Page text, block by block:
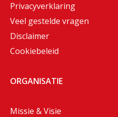
Privacyverklaring
Veel gestelde vragen
Disclaimer
Cookiebeleid
ORGANISATIE
Missie & Visie